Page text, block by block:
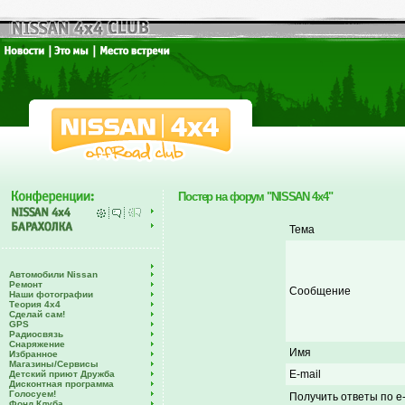
Автомобили Nissan
Ремонт
Наши фотографии
Теория 4х4
Сделай сам!
GPS
Радиосвязь
Снаряжение
Избранное
Магазины/Сервисы
Детский приют Дружба
Дисконтная программа
Голосуем!
Постер на форум "NISSAN 4x4"
Тема
Сообщение
Имя
E-mail
Получить ответы по